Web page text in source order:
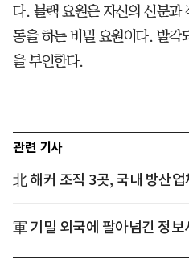
다. 블랙 요원은 자신의 신분과
동을 하는 비밀 요원이다. 발각
을 부인한다.
관련 기사
北 해커 조직 3곳, 국내 방산
軍 기밀 외국에 팔아넘긴 정